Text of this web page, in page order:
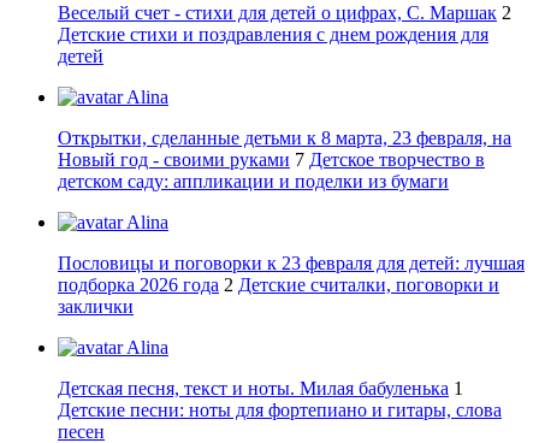
Веселый счет - стихи для детей о цифрах, С. Маршак 2
Детские стихи и поздравления с днем рождения для
детей
Alina
Открытки, сделанные детьми к 8 марта, 23 февраля, на
Новый год - своими руками 7 Детское творчество в
детском саду: аппликации и поделки из бумаги
Alina
Пословицы и поговорки к 23 февраля для детей: лучшая
подборка 2026 года 2 Детские считалки, поговорки и
заклички
Alina
Детская песня, текст и ноты. Милая бабуленька 1
Детские песни: ноты для фортепиано и гитары, слова
песен